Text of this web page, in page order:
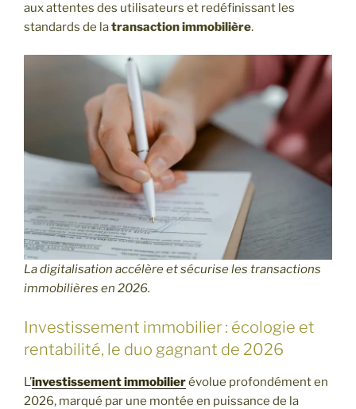
aux attentes des utilisateurs et redéfinissant les
standards de latransaction immobilière.
La digitalisation accélère et sécurise les transactions
immobilières en 2026.
Investissement immobilier : écologie et
rentabilité, le duo gagnant de 2026
L’investissement immobilierévolue profondément en
2026, marqué par une montée en puissance de la